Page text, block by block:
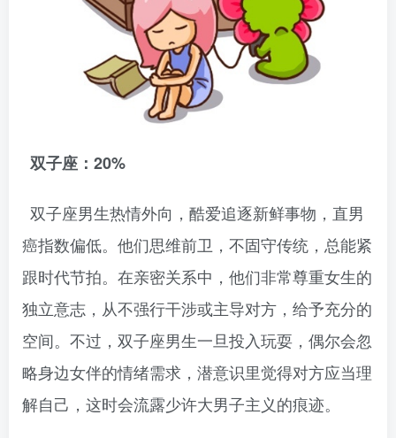
双子座：20%
双子座男生热情外向，酷爱追逐新鲜事物，直男
癌指数偏低。他们思维前卫，不固守传统，总能紧
跟时代节拍。在亲密关系中，他们非常尊重女生的
独立意志，从不强行干涉或主导对方，给予充分的
空间。不过，双子座男生一旦投入玩耍，偶尔会忽
略身边女伴的情绪需求，潜意识里觉得对方应当理
解自己，这时会流露少许大男子主义的痕迹。